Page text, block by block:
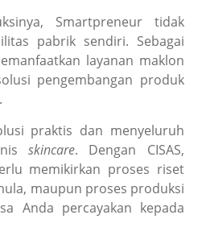
Smartpreneur tidak
pabrik sendiri. Sebagai
layanan maklon
pengembangan produk
praktis dan menyeluruh
skincare. Dengan CISAS,
memikirkan proses riset
maupun proses produksi
Anda percayakan kepada